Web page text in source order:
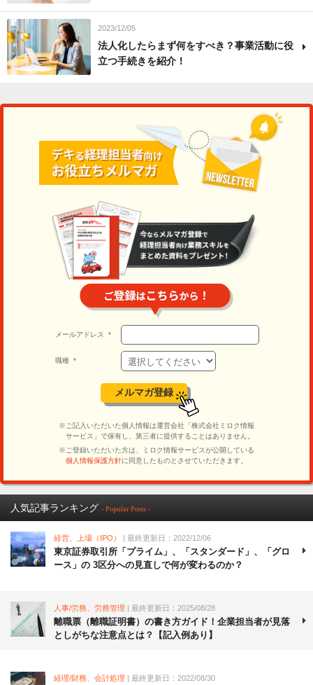
2023/12/05
法人化したらまず何をすべき？事業活動に役
立つ手続きを紹介！
人気記事ランキング - Popular Posts -
経営、上場（IPO） | 最終更新日：2022/12/06
東京証券取引所「プライム」、「スタンダード」、「グロ
ース」の 3区分への見直しで何が変わるのか？
人事/労務、労務管理 | 最終更新日：2025/08/28
離職票（離職証明書）の書き方ガイド！企業担当者が見落
としがちな注意点とは？【記入例あり】
経理/財務、会計処理 | 最終更新日：2022/08/30